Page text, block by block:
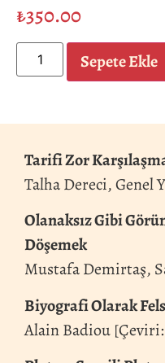
₺350.00
Sepete Ekle
Tarifi Zor
Talha Dereci, Genel
Olanaksız Gibi
Döşemek
Mustafa Demirtaş,
Biyografi Olarak
Alain Badiou